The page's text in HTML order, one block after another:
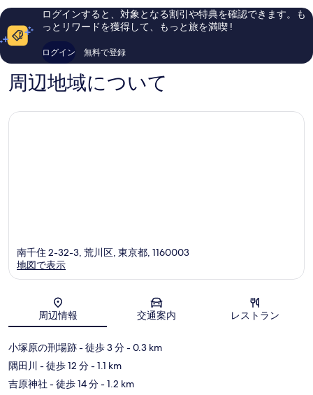
コ
260
件
の
口
ミ
口
コ
ログインすると、対象となる割引や特典を確認できます。も
っとリワードを獲得して、もっと旅を満喫 !
ログイン 無料で登録
周辺地域について
地図
南千住 2-32-3, 荒川区, 東京都, 1160003
地図で表示
周辺情報 交通案内 レストラン
小塚原の刑場跡- 徒歩 3 分- 0.3 km
隅田川 - 徒歩 12 分- 1.1 km
吉原神社 - 徒歩 14 分- 1.2 km